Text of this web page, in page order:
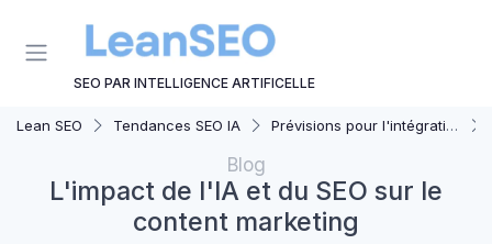
SEO PAR INTELLIGENCE ARTIFICELLE
Lean SEO Tendances SEO IA Prévisions pour l'intégration IA et SEO
Blog
L'impact de l'IA et du SEO sur le
content marketing